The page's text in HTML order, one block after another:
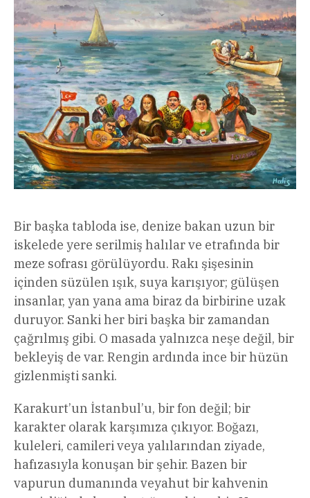
Bir başka tabloda ise, denize bakan uzun bir
iskelede yere serilmiş halılar ve etrafında bir
meze sofrası görülüyordu. Rakı şişesinin
içinden süzülen ışık, suya karışıyor; gülüşen
insanlar, yan yana ama biraz da birbirine uzak
duruyor. Sanki her biri başka bir zamandan
çağrılmış gibi. O masada yalnızca neşe değil, bir
bekleyiş de var. Rengin ardında ince bir hüzün
gizlenmişti sanki.
Karakurt’un İstanbul’u, bir fon değil; bir
karakter olarak karşımıza çıkıyor. Boğazı,
kuleleri, camileri veya yalılarından ziyade,
hafızasıyla konuşan bir şehir. Bazen bir
vapurun dumanında veyahut bir kahvenin